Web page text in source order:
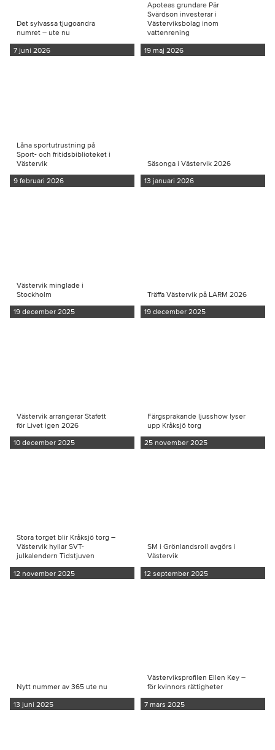
Det sylvassa tjugoandra
numret – ute nu
7 juni 2026
Apoteas grundare Pär
Svärdson investerar i
Västerviksbolag inom
vattenrening
19 maj 2026
Låna sportutrustning på
Sport- och fritidsbiblioteket i
Västervik
9 februari 2026
Säsonga i Västervik 2026
13 januari 2026
Västervik minglade i
Stockholm
19 december 2025
Träffa Västervik på LARM 2026
19 december 2025
Västervik arrangerar Stafett
för Livet igen 2026
10 december 2025
Färgsprakande ljusshow lyser
upp Kråksjö torg
25 november 2025
Stora torget blir Kråksjö torg –
Västervik hyllar SVT-
julkalendern Tidstjuven
12 november 2025
SM i Grönlandsroll avgörs i
Västervik
12 september 2025
Nytt nummer av 365 ute nu
13 juni 2025
Västerviksprofilen Ellen Key –
för kvinnors rättigheter
7 mars 2025